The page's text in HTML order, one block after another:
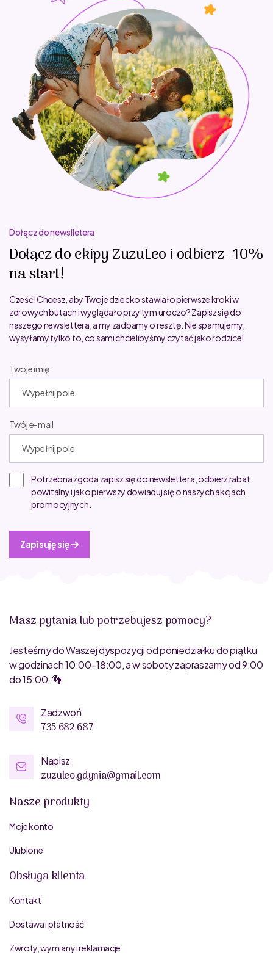
Dołącz do newslletera
Dołącz do ekipy ZuzuLeo i odbierz -10%
na start!
Cześć! Chcesz, aby Twoje dziecko stawiało pierwsze kroki w
zdrowych butach i wyglądało przy tym uroczo? Zapisz się do
naszego newslettera, a my zadbamy o resztę. Nie spamujemy,
wysyłamy tylko to, co sami chcielibyśmy czytać jako rodzice!
Twoje imię
Twój e-mail
Potrzebna zgoda zapisz się do newslettera, odbierz rabat
powitalny i jako pierwszy dowiaduj się o naszych akcjach
promocyjnych.
Zapisuję się
Masz pytania lub potrzebujesz pomocy?
Jesteśmy do Waszej dyspozycji od poniedziałku do piątku
w godzinach 10:00–18:00, a w soboty zapraszamy od 9:00
do 15:00. 👣
Zadzwoń
735 682 687
Napisz
zuzuleo.gdynia@gmail.com
Nasze produkty
Moje konto
Ulubione
Obsługa klienta
Kontakt
Dostawa i płatność
Zwroty, wymiany i reklamacje